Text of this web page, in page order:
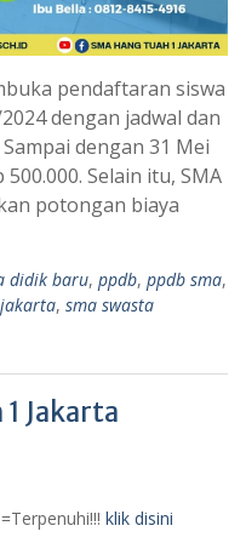
pendaftaran siswa
dengan jadwal dan
dengan 31 Mei
Selain itu, SMA
potongan biaya
didik baru, ppdb, ppdb sma,
, sma swasta
1 Jakarta
klik disini